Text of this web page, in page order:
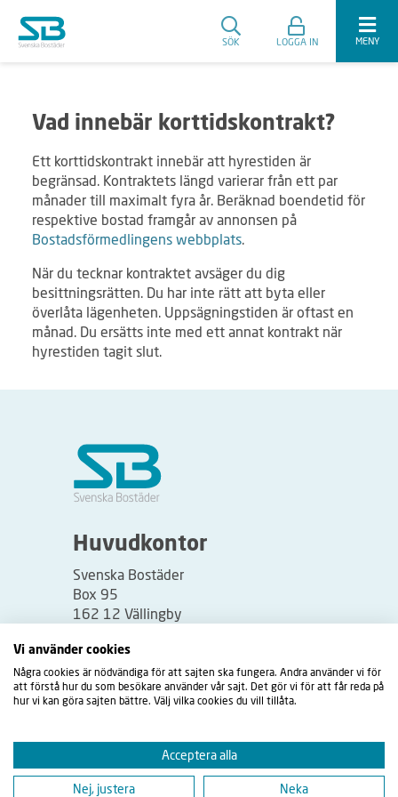
SÖK LOGGA IN MENY
Vad innebär korttidskontrakt?
Ett korttidskontrakt innebär att hyrestiden är
begränsad. Kontraktets längd varierar från ett par
månader till maximalt fyra år. Beräknad boendetid för
respektive bostad framgår av annonsen på
Bostadsförmedlingens webbplats.
När du tecknar kontraktet avsäger du dig
besittningsrätten. Du har inte rätt att byta eller
överlåta lägenheten. Uppsägningstiden är oftast en
månad. Du ersätts inte med ett annat kontrakt när
hyrestiden tagit slut.
Huvudkontor
Svenska Bostäder
Box 95
162 12 Vällingby
Besöksadress:
Vällingbyplan 2
Vi använder cookies
Några cookies är nödvändiga för att sajten ska fungera. Andra använder vi för
att förstå hur du som besökare använder vår sajt. Det gör vi för att får reda på
hur vi kan göra sajten bättre. Välj vilka cookies du vill tillåta.
Acceptera alla
Nej, justera Neka